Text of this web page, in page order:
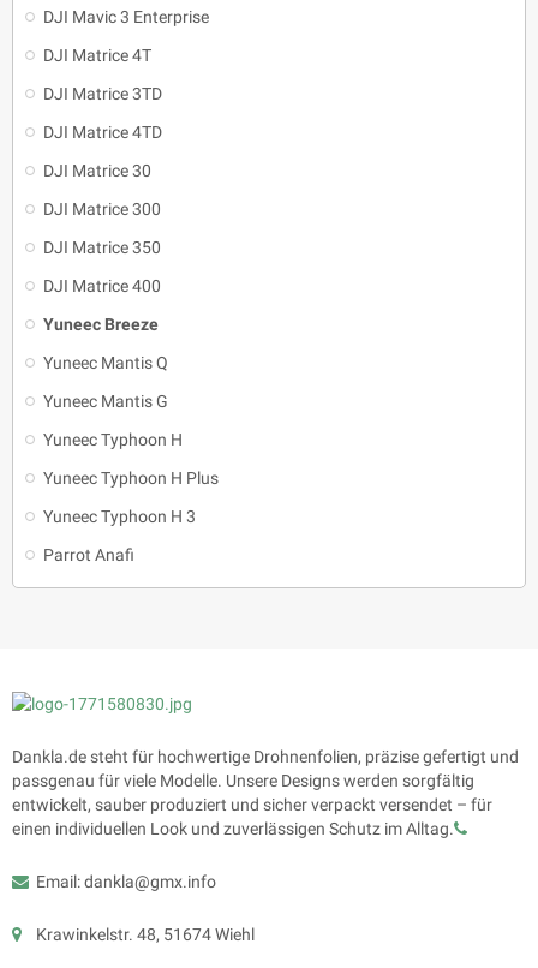
DJI Mavic 3 Enterprise
DJI Matrice 4T
DJI Matrice 3TD
DJI Matrice 4TD
DJI Matrice 30
DJI Matrice 300
DJI Matrice 350
DJI Matrice 400
Yuneec Breeze
Yuneec Mantis Q
Yuneec Mantis G
Yuneec Typhoon H
Yuneec Typhoon H Plus
Yuneec Typhoon H 3
Parrot Anafi
Dankla.de steht für hochwertige Drohnenfolien, präzise gefertigt und
passgenau für viele Modelle. Unsere Designs werden sorgfältig
entwickelt, sauber produziert und sicher verpackt versendet – für
einen individuellen Look und zuverlässigen Schutz im Alltag.
Email: dankla@gmx.info
Krawinkelstr. 48, 51674 Wiehl